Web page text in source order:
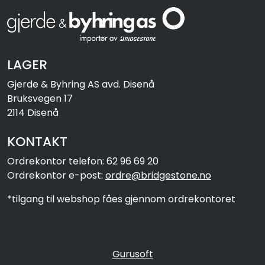
LAGER
Gjerde & Byhring AS avd. Disenå
Bruksvegen 17
2114 Disenå
KONTAKT
Ordrekontor telefon: 62 96 69 20
Ordrekontor e-post: ordre@bridgestone.no
*tilgang til webshop fåes gjennom ordrekontoret
Gurusoft